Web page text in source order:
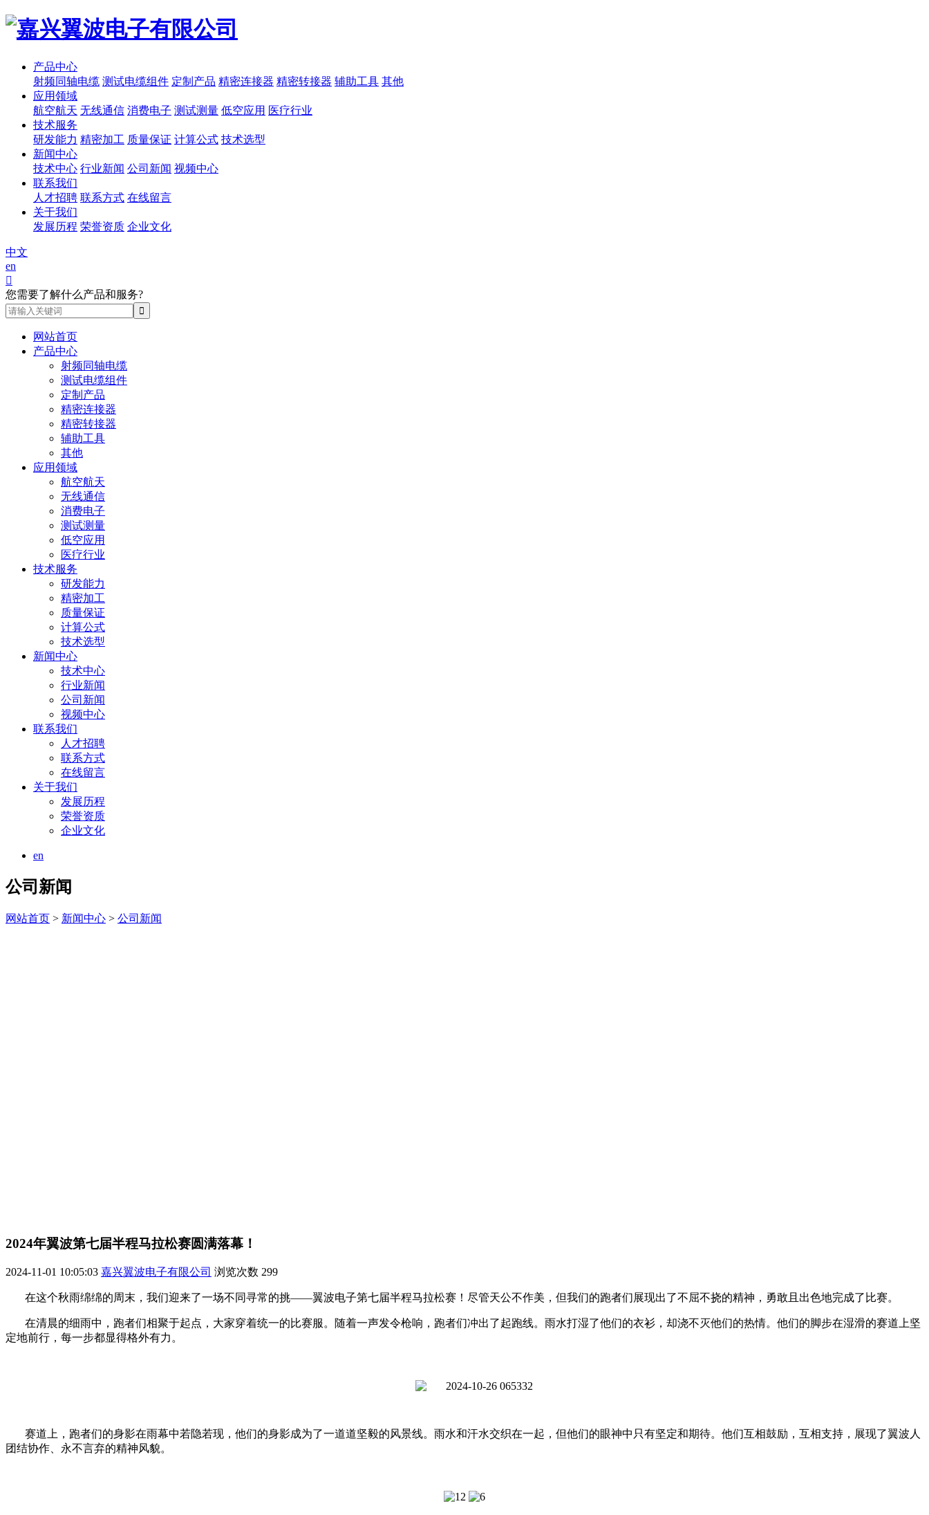
产品中心
射频同轴电缆 测试电缆组件 定制产品 精密连接器 精密转接器 辅助工具 其他
应用领域
航空航天 无线通信 消费电子 测试测量 低空应用 医疗行业
技术服务
研发能力 精密加工 质量保证 计算公式 技术选型
新闻中心
技术中心 行业新闻 公司新闻 视频中心
联系我们
人才招聘 联系方式 在线留言
关于我们
发展历程 荣誉资质 企业文化
中文
en

您需要了解什么产品和服务?
网站首页
产品中心
射频同轴电缆
测试电缆组件
定制产品
精密连接器
精密转接器
辅助工具
其他
应用领域
航空航天
无线通信
消费电子
测试测量
低空应用
医疗行业
技术服务
研发能力
精密加工
质量保证
计算公式
技术选型
新闻中心
技术中心
行业新闻
公司新闻
视频中心
联系我们
人才招聘
联系方式
在线留言
关于我们
发展历程
荣誉资质
企业文化
en
公司新闻
网站首页 > 新闻中心 > 公司新闻
2024年翼波第七届半程马拉松赛圆满落幕！
2024-11-01 10:05:03 嘉兴翼波电子有限公司 浏览次数 299
在这个秋雨绵绵的周末，我们迎来了一场不同寻常的挑——翼波电子第七届半程马拉松赛！尽管天公不作美，但我们的跑者们展现出了不屈不挠的精神，勇敢且出色地完成了比赛。
在清晨的细雨中，跑者们相聚于起点，大家穿着统一的比赛服。随着一声发令枪响，跑者们冲出了起跑线。雨水打湿了他们的衣衫，却浇不灭他们的热情。他们的脚步在湿滑的赛道上坚
定地前行，每一步都显得格外有力。
赛道上，跑者们的身影在雨幕中若隐若现，他们的身影成为了一道道坚毅的风景线。雨水和汗水交织在一起，但他们的眼神中只有坚定和期待。他们互相鼓励，互相支持，展现了翼波人
团结协作、永不言弃的精神风貌。